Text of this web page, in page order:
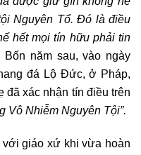
Nguyên Tổ. Đó là điều
hết mọi tín hữu phải tin
Bốn năm sau, vào ngày
đá Lộ Đức, ở Pháp,
xác nhận tín điều trên
Vô Nhiễm Nguyên Tội”.
với giáo xứ khi vừa hoàn